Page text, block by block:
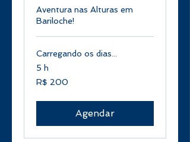
Aventura nas Alturas em
Bariloche!
Carregando os dias...
5 h
200
Reais
R$ 200
Agendar